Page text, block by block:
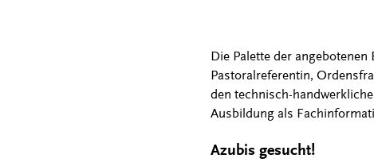
Die Palette der
Pastoralreferentin,
den technisch-
Ausbildung als
Azubis gesucht!